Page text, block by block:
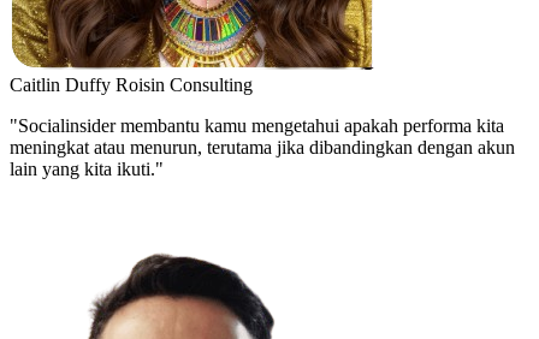
Caitlin Duffy Roisin Consulting
"Socialinsider membantu kamu mengetahui apakah performa kita
meningkat atau menurun, terutama jika dibandingkan dengan akun
lain yang kita ikuti."